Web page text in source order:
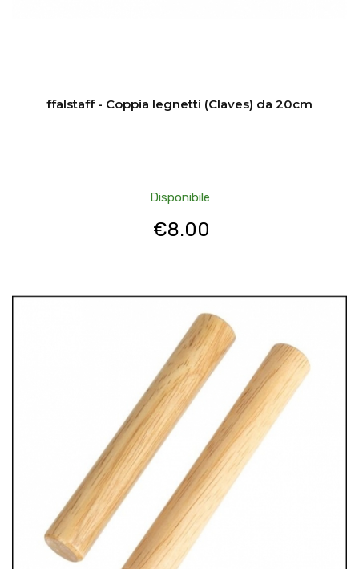
ffalstaff - Coppia legnetti (Claves) da 20cm
Disponibile
€8.00